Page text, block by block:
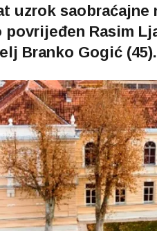
uzrok
povrijeđen Rasim
Branko Gogić (45).